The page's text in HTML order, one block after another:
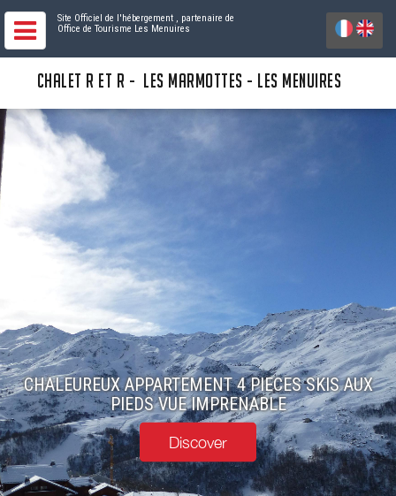
Site Officiel de l'hébergement , partenaire de
Office de Tourisme Les Menuires
CHALET R ET R - LES MARMOTTES - LES MENUIRES
CHALEUREUX APPARTEMENT 4 PIECES SKIS AUX
PIEDS VUE IMPRENABLE
Discover